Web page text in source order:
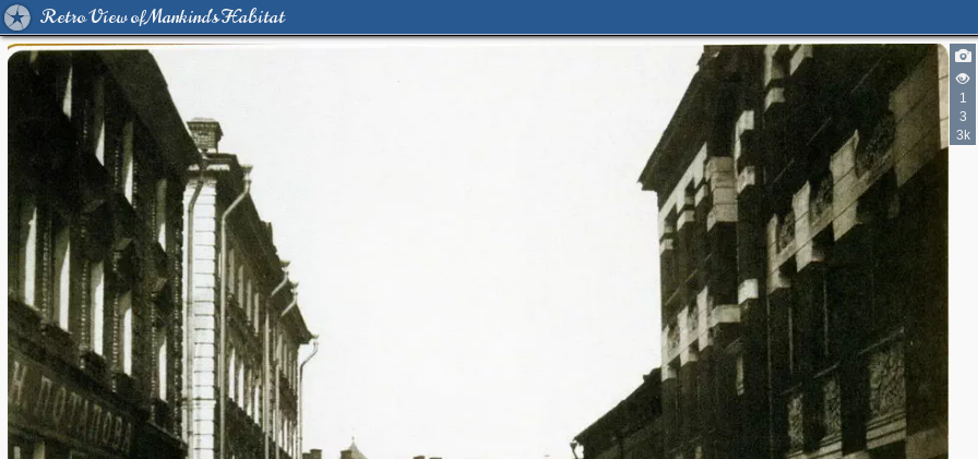
Retro View of Mankind's Habitat
1
3
3k